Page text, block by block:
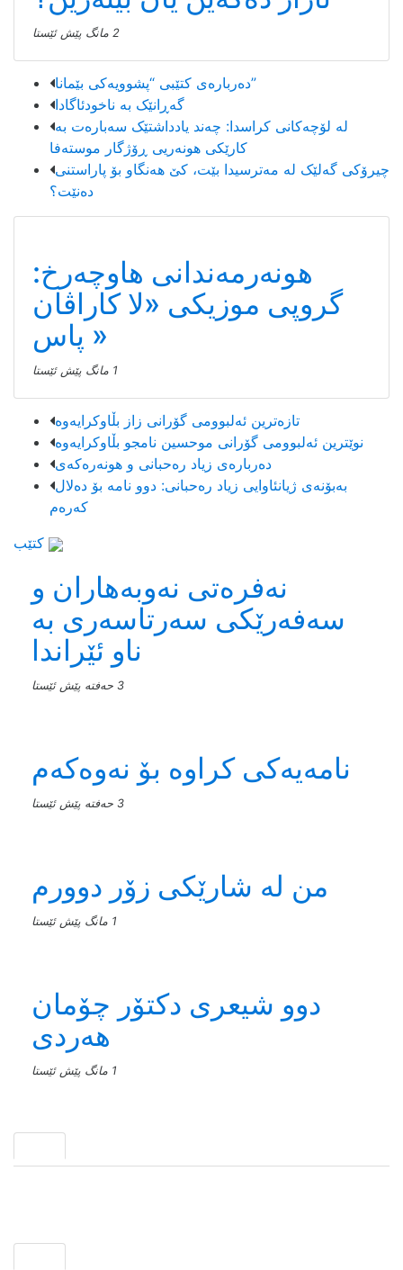
2 مانگ پێش ئێستا
دەربارەی کتێبی “پشوویەکی بێمانا”
لە لۆچەکانی کراسدا: چەند یادداشتێک سەبارەت بە
چیرۆکی گەلێک لە مەترسیدا بێت، کێ هەنگاو بۆ پاراستنی
هونەرمەندانی هاوچەرخ:
گروپی موزیكی «لا كاراڤان
پاس»
1 مانگ پێش ئێستا
بەبۆنەی ژیانئاوایی زیاد رەحبانی: دوو نامە بۆ دەلال
نەفرەتی نەوبەهاران و
سەفەرێکی سەرتاسەری بە
ناو ئێراندا
3 حەفتە پێش ئێستا
نامەیەکی کراوە بۆ نەوەکەم
3 حەفتە پێش ئێستا
من له‌ شارێکی زۆر دوورم
1 مانگ پێش ئێستا
دوو شیعری دکتۆر چۆمان
هەردی
1 مانگ پێش ئێستا